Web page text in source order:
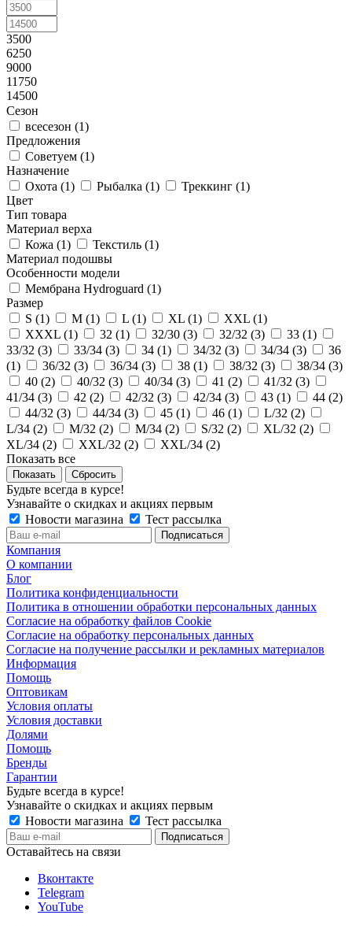
3500
6250
9000
11750
14500
Сезон
всесезон (1)
Предложения
Советуем (1)
Назначение
Охота (1) Рыбалка (1) Треккинг (1)
Цвет
Тип товара
Материал верха
Кожа (1) Текстиль (1)
Материал подошвы
Особенности модели
Мембрана Hydroguard (1)
Размер
S (1) M (1) L (1) XL (1) XXL (1)
XXXL (1) 32 (1) 32/30 (3) 32/32 (3) 33 (1)
33/32 (3) 33/34 (3) 34 (1) 34/32 (3) 34/34 (3)
36
(1) 36/32 (3) 36/34 (3) 38 (1) 38/32 (3) 38/34 (3)
40 (2) 40/32 (3) 40/34 (3) 41 (2) 41/32 (3)
41/34 (3) 42 (2) 42/32 (3) 42/34 (3) 43 (1) 44 (2)
44/32 (3) 44/34 (3) 45 (1) 46 (1) L/32 (2)
L/34 (2) M/32 (2) M/34 (2) S/32 (2) XL/32 (2)
XL/34 (2) XXL/32 (2) XXL/34 (2)
Показать все
Сбросить
Будьте всегда в курсе!
Узнавайте о скидках и акциях первым
Новости магазина
Тест рассылка
Компания
О компании
Блог
Политика конфиденциальности
Политика в отношении обработки персональных данных
Согласие на обработку файлов Cookie
Согласие на обработку персональных данных
Согласие на получение рассылки и рекламных материалов
Информация
Помощь
Оптовикам
Условия оплаты
Условия доставки
Долями
Помощь
Бренды
Гарантии
Будьте всегда в курсе!
Узнавайте о скидках и акциях первым
Новости магазина
Тест рассылка
Оставайтесь на связи
Вконтакте
Telegram
YouTube